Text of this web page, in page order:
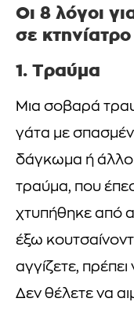
Οι 8 λόγοι
σε
1. Τραύμα
Μια σοβαρά
γάτα με
δάγκωμα ή άλλο
τραύμα, που
χτυπήθηκε από
έξω
αγγίζετε,
Δεν θέλετε να